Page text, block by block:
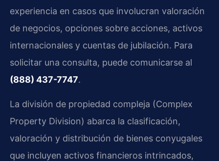
experiencia en casos que involucran valoración
de negocios, opciones sobre acciones, activos
internacionales y cuentas de jubilación. Para
solicitar una consulta, puede comunicarse al
(888) 437-7747.
La división de propiedad compleja (Complex
Property Division) abarca la clasificación,
valoración y distribución de bienes conyugales
que incluyen activos financieros intrincados,